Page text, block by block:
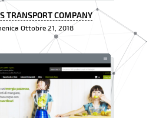
TRANSPORT COMPANY
Ottobre 21, 2018